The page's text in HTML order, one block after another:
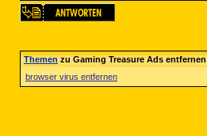
Themenzu Gaming Treasure Ads entfernen
browser virus entfernen